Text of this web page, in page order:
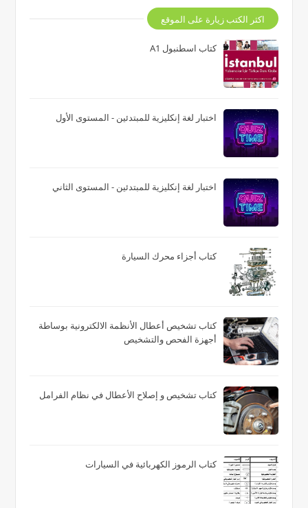
اكثر الكتب زيارة على الموقع
كتاب اسطنبول A1
اختبار لغة إنكليزية للمبتدئين - المستوى الأول
اختبار لغة إنكليزية للمبتدئين - المستوى الثاني
كتاب أجزاء محرك السيارة
كتاب تشخيص أعطال الأنظمة الالكترونية بوساطة
أجهزة الفحص والتشخيص
كتاب تشخيص و إصلاح الأعطال في نظام الفرامل
كتاب الرموز الكهربائية في السيارات